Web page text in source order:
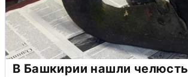
В Башкирии нашли челюсть